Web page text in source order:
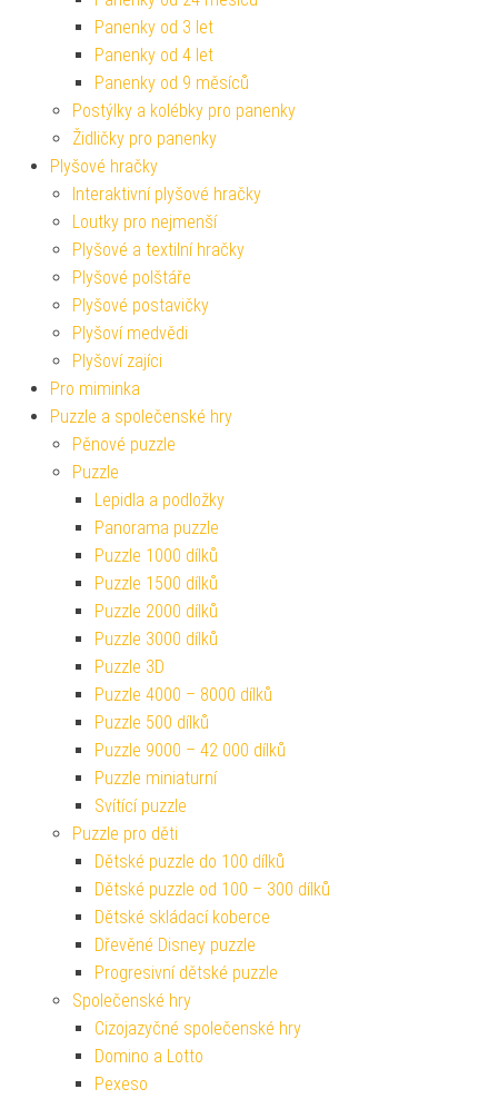
Panenky od 3 let
Panenky od 4 let
Panenky od 9 měsíců
Postýlky a kolébky pro panenky
Židličky pro panenky
Plyšové hračky
Interaktivní plyšové hračky
Loutky pro nejmenší
Plyšové a textilní hračky
Plyšové polštáře
Plyšové postavičky
Plyšoví medvědi
Plyšoví zajíci
Pro miminka
Puzzle a společenské hry
Pěnové puzzle
Puzzle
Lepidla a podložky
Panorama puzzle
Puzzle 1000 dílků
Puzzle 1500 dílků
Puzzle 2000 dílků
Puzzle 3000 dílků
Puzzle 3D
Puzzle 4000 – 8000 dílků
Puzzle 500 dílků
Puzzle 9000 – 42 000 dílků
Puzzle miniaturní
Svítící puzzle
Puzzle pro děti
Dětské puzzle do 100 dílků
Dětské puzzle od 100 – 300 dílků
Dětské skládací koberce
Dřevěné Disney puzzle
Progresivní dětské puzzle
Společenské hry
Cizojazyčné společenské hry
Domino a Lotto
Pexeso